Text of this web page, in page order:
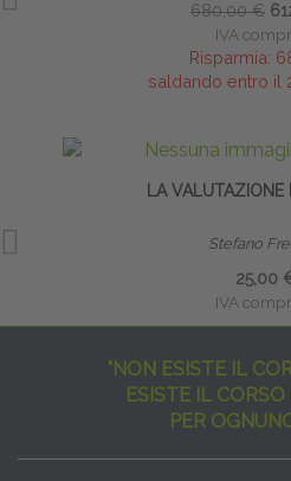
680,00 €
IVA
Risparmia:
saldando entro il
LA VALUTAZIONE
Stefano
25,00
IVA
"NON ESISTE IL
ESISTE IL
PER